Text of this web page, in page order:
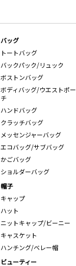
バッグ
トートバッグ
バックパック/リュック
ボストンバッグ
ボディバッグ/ウエストポー
チ
ハンドバッグ
クラッチバッグ
メッセンジャーバッグ
エコバッグ/サブバッグ
かごバッグ
ショルダーバッグ
帽子
キャップ
ハット
ニットキャップ/ビーニー
キャスケット
ハンチング/ベレー帽
ビューティー